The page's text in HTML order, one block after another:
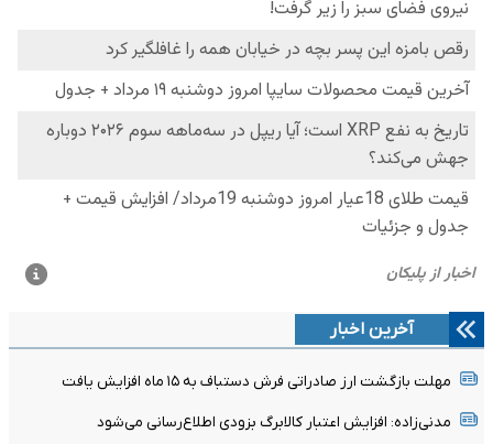
آخرین اخبار
مهلت بازگشت ارز صادراتی فرش دستباف به ۱۵ ماه افزایش یافت
مدنی‌زاده: افزایش اعتبار کالابرگ بزودی اطلاع‌رسانی می‌شود